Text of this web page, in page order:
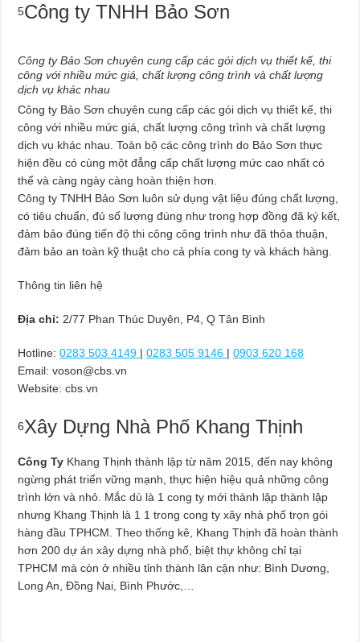
5Công ty TNHH Bảo Sơn
Công ty Bảo Sơn chuyên cung cấp các gói dịch vụ thiết kế, thi
công với nhiều mức giá, chất lượng công trình và chất lượng
dịch vụ khác nhau
Công ty Bảo Sơn chuyên cung cấp các gói dịch vụ thiết kế, thi
công với nhiều mức giá, chất lượng công trình và chất lượng
dịch vụ khác nhau. Toàn bộ các công trình do Bảo Sơn thực
hiện đều có cùng một đẳng cấp chất lượng mức cao nhất có
thể và càng ngày càng hoàn thiện hơn.
Công ty TNHH Bảo Sơn luôn sử dụng vật liệu đúng chất lượng,
có tiêu chuẩn, đủ số lượng đúng như trong hợp đồng đã ký kết,
đảm bảo đúng tiến độ thi công công trình như đã thỏa thuận,
đảm bảo an toàn kỹ thuật cho cả phía cong ty và khách hàng.
Thông tin liên hệ
Địa chỉ: 2/77 Phan Thúc Duyên, P4, Q Tân Bình
Hotline: 0283 503 4149 |0283 505 9146 |0903 620 168
Email: voson@cbs.vn
Website: cbs.vn
6Xây Dựng Nhà Phố Khang Thịnh
Công Ty Khang Thịnh thành lập từ năm 2015, đến nay không
ngừng phát triển vững mạnh, thực hiện hiệu quả những công
trình lớn và nhỏ. Mắc dù là 1 cong ty mới thành lập thành lập
nhưng Khang Thịnh là 1 1 trong cong ty xây nhà phố trọn gói
hàng đầu TPHCM. Theo thống kê, Khang Thịnh đã hoàn thành
hơn 200 dự án xây dựng nhà phố, biệt thự không chỉ tại
TPHCM mà còn ở nhiều tỉnh thành lân cận như: Bình Dương,
Long An, Đồng Nai, Bình Phước,…